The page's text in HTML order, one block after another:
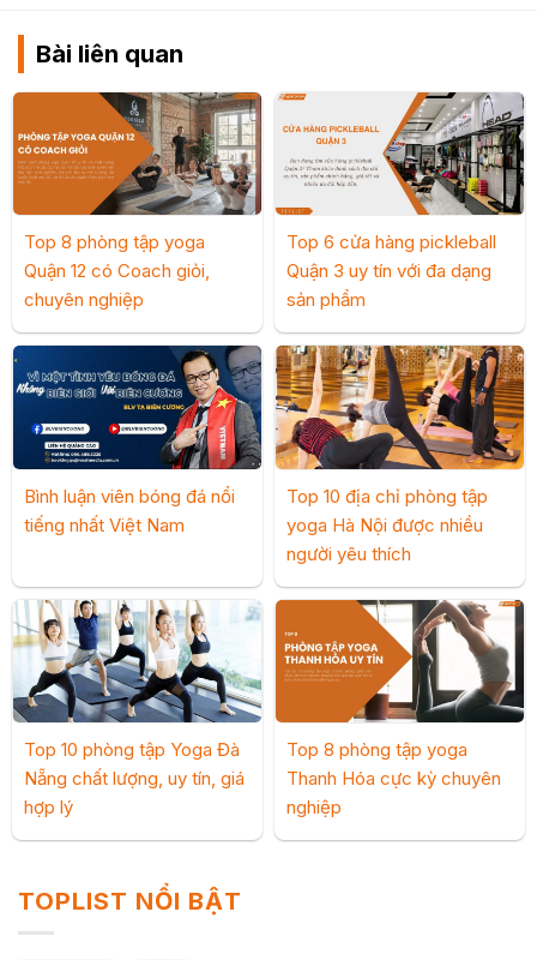
TOPLIST NỔI BẬT
Bài liên quan
Top 8 phòng tập yoga
Quận 12 có Coach giỏi,
chuyên nghiệp
Top 6 cửa hàng pickleball
Quận 3 uy tín với đa dạng
sản phẩm
Bình luận viên bóng đá nổi
tiếng nhất Việt Nam
Top 10 địa chỉ phòng tập
yoga Hà Nội được nhiều
người yêu thích
Top 10 phòng tập Yoga Đà
Nẵng chất lượng, uy tín, giá
hợp lý
Top 8 phòng tập yoga
Thanh Hóa cực kỳ chuyên
nghiệp